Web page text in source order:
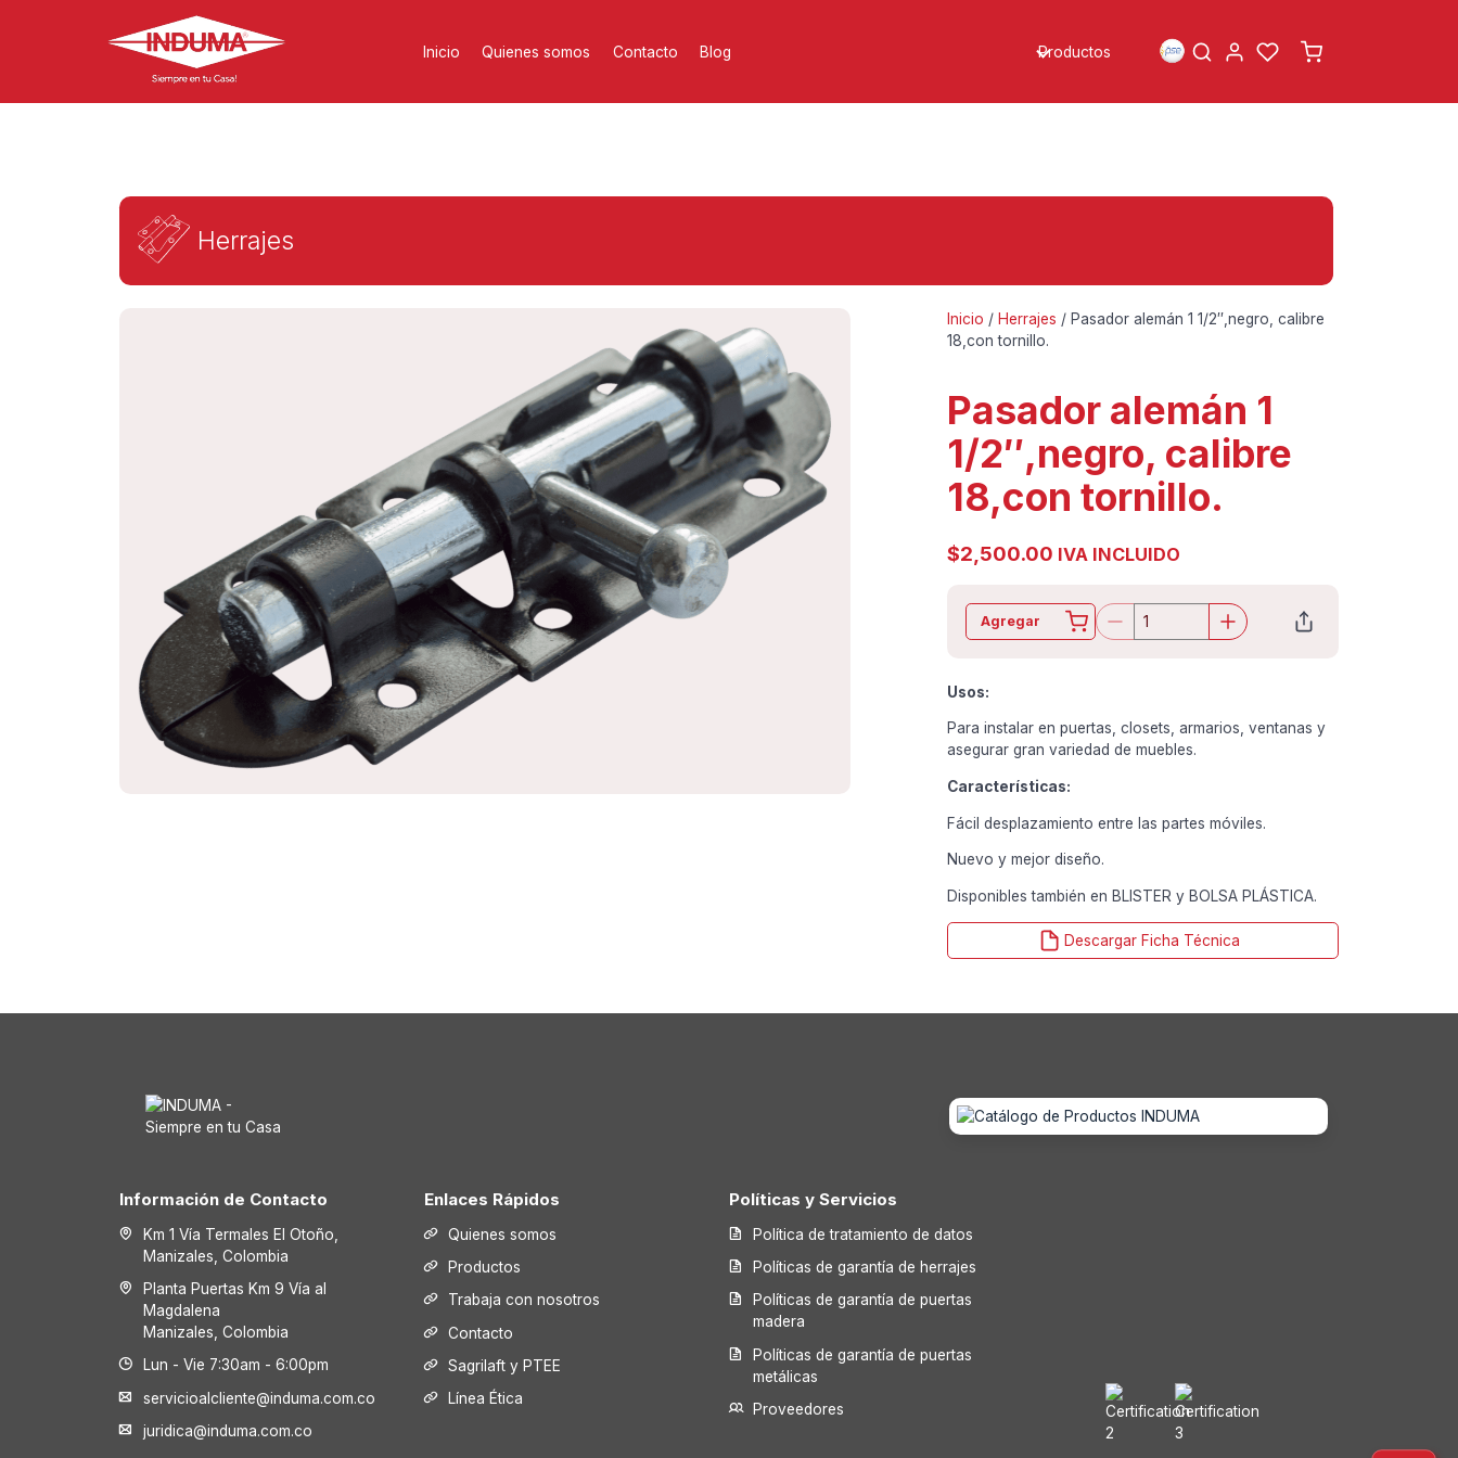
Inicio Quienes somos Contacto Blog Productos
Herrajes
Inicio / Herrajes / Pasador alemán 1 1/2″,negro, calibre
18,con tornillo.
Pasador alemán 1
1/2″,negro, calibre
18,con tornillo.
$2,500.00 IVA INCLUIDO
Agregar
Usos:
Para instalar en puertas, closets, armarios, ventanas y
asegurar gran variedad de muebles.
Características:
Fácil desplazamiento entre las partes móviles.
Nuevo y mejor diseño.
Disponibles también en BLISTER y BOLSA PLÁSTICA.
Descargar Ficha Técnica
Información de Contacto
Km 1 Vía Termales El Otoño,
Manizales, Colombia
Planta Puertas Km 9 Vía al
Magdalena
Manizales, Colombia
Lun - Vie 7:30am - 6:00pm
servicioalcliente@induma.com.co
juridica@induma.com.co
Enlaces Rápidos
Quienes somos
Productos
Trabaja con nosotros
Contacto
Sagrilaft y PTEE
Línea Ética
Políticas y Servicios
Política de tratamiento de datos
Políticas de garantía de herrajes
Políticas de garantía de puertas
madera
Políticas de garantía de puertas
metálicas
Proveedores